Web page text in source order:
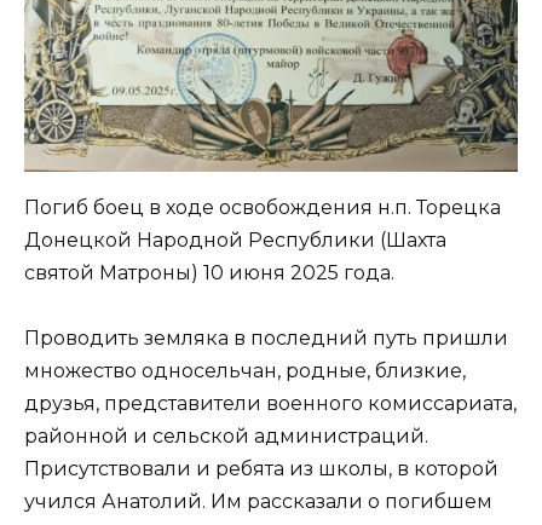
Погиб боец в ходе освобождения н.п. Торецка
Донецкой Народной Республики (Шахта
святой Матроны) 10 июня 2025 года.
Проводить земляка в последний путь пришли
множество односельчан, родные, близкие,
друзья, представители военного комиссариата,
районной и сельской администраций.
Присутствовали и ребята из школы, в которой
учился Анатолий. Им рассказали о погибшем